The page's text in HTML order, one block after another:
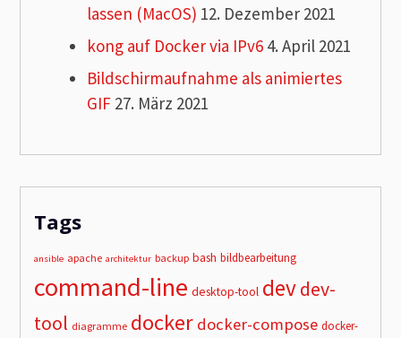
lassen (MacOS) 12. Dezember 2021
kong auf Docker via IPv6 4. April 2021
Bildschirmaufnahme als animiertes
GIF 27. März 2021
Tags
ansible apache architektur backup bash bildbearbeitung
command-line desktop-tool devdev-
tool diagramme docker docker-compose docker-